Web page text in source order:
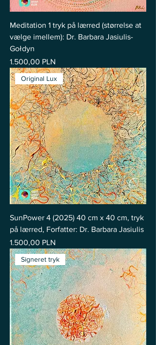
Meditation 1 tryk på lærred (størrelse at
vælge imellem): Dr. Barbara Jasiulis-
Gołdyn
Pris
1.500,00 PLN
Original Lux
SunPower 4 (2025) 40 cm x 40 cm, tryk
på lærred, Forfatter: Dr. Barbara Jasiulis
Pris
1.500,00 PLN
Signeret tryk